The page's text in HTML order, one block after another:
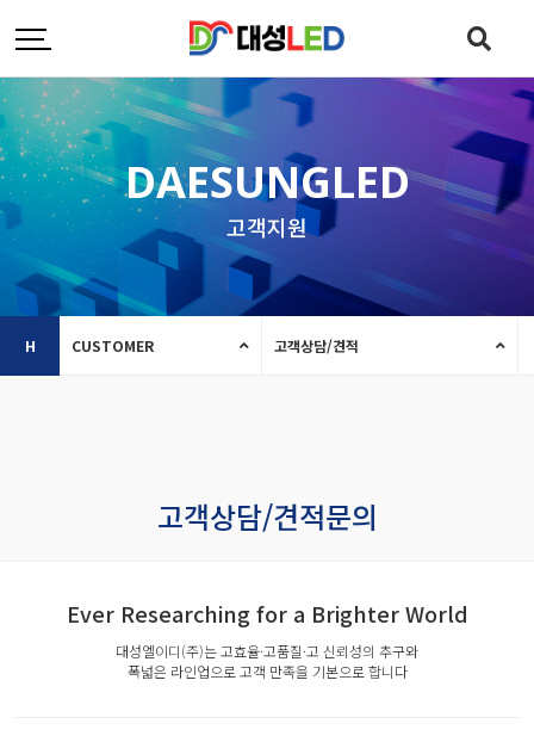
DAESUNGLED
고객지원
H CUSTOMER 고객상담/견적
고객상담/견적문의
Ever Researching for a Brighter World
대성엘이디(주)는 고효율·고품질·고 신뢰성의 추구와
폭넓은 라인업으로 고객 만족을 기본으로 합니다